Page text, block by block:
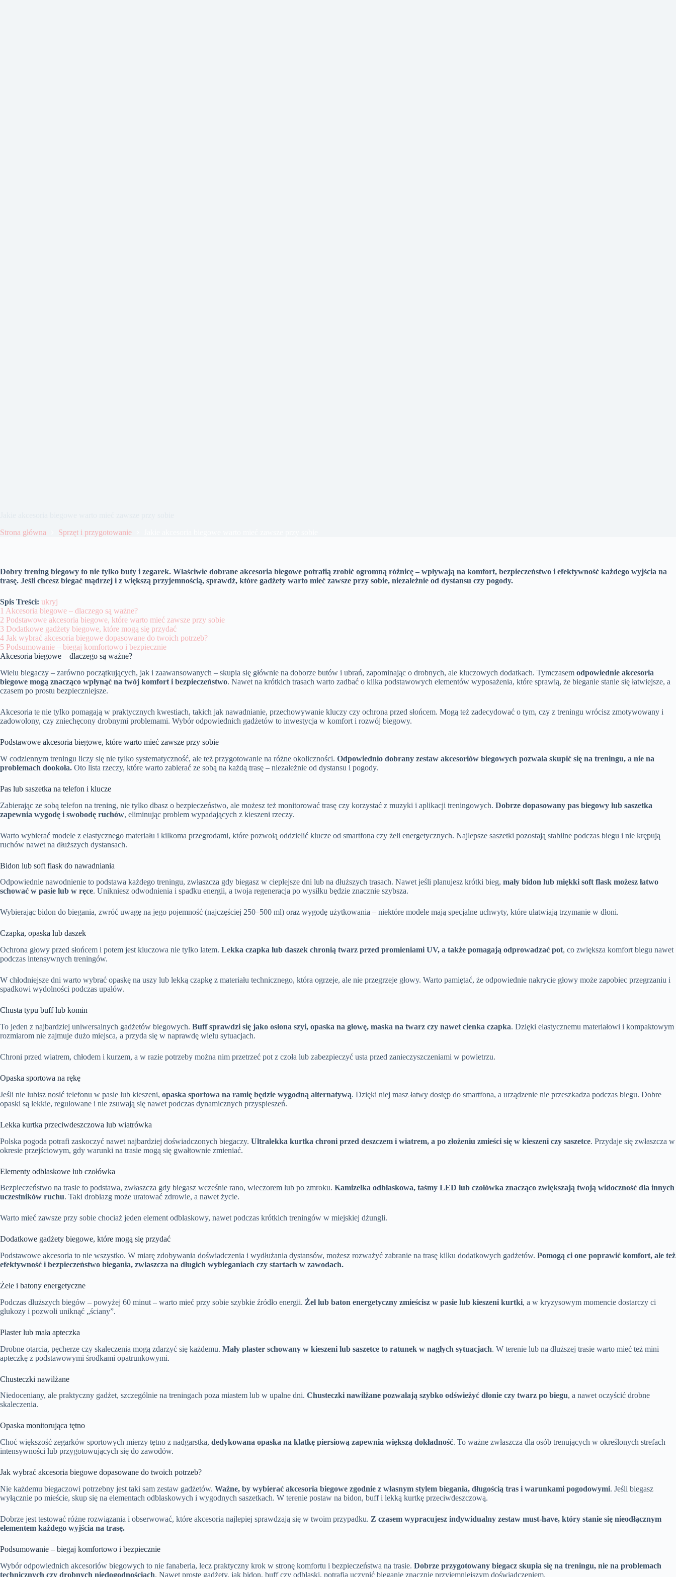
Strona główna Sprzęt i przygotowanie
Dobry trening biegowy to nie tylko buty i zegarek. Właściwie dobrane akcesoria biegowe potrafią zrobić ogromną różnicę – wpływają na komfort, bezpieczeństwo i efektywność każdego wyjścia na
trasę. Jeśli chcesz biegać mądrzej i z większą przyjemnością, sprawdź, które gadżety warto mieć zawsze przy sobie, niezależnie od dystansu czy pogody.
Spis Treści: ukryj
1 Akcesoria biegowe – dlaczego są ważne?
2 Podstawowe akcesoria biegowe, które warto mieć zawsze przy sobie
3 Dodatkowe gadżety biegowe, które mogą się przydać
4 Jak wybrać akcesoria biegowe dopasowane do twoich potrzeb?
5 Podsumowanie – biegaj komfortowo i bezpiecznie
Akcesoria biegowe – dlaczego są ważne?
Wielu biegaczy – zarówno początkujących, jak i zaawansowanych – skupia się głównie na doborze butów i ubrań, zapominając o drobnych, ale kluczowych dodatkach. Tymczasem odpowiednie akcesoria
biegowe mogą znacząco wpłynąć na twój komfort i bezpieczeństwo. Nawet na krótkich trasach warto zadbać o kilka podstawowych elementów wyposażenia, które sprawią, że bieganie stanie się łatwiejsze, a
czasem po prostu bezpieczniejsze.
Akcesoria te nie tylko pomagają w praktycznych kwestiach, takich jak nawadnianie, przechowywanie kluczy czy ochrona przed słońcem. Mogą też zadecydować o tym, czy z treningu wrócisz zmotywowany i
zadowolony, czy zniechęcony drobnymi problemami. Wybór odpowiednich gadżetów to inwestycja w komfort i rozwój biegowy.
Podstawowe akcesoria biegowe, które warto mieć zawsze przy sobie
W codziennym treningu liczy się nie tylko systematyczność, ale też przygotowanie na różne okoliczności. Odpowiednio dobrany zestaw akcesoriów biegowych pozwala skupić się na treningu, a nie na
problemach dookoła. Oto lista rzeczy, które warto zabierać ze sobą na każdą trasę – niezależnie od dystansu i pogody.
Pas lub saszetka na telefon i klucze
Zabierając ze sobą telefon na trening, nie tylko dbasz o bezpieczeństwo, ale możesz też monitorować trasę czy korzystać z muzyki i aplikacji treningowych. Dobrze dopasowany pas biegowy lub saszetka
zapewnia wygodę i swobodę ruchów, eliminując problem wypadających z kieszeni rzeczy.
Warto wybierać modele z elastycznego materiału i kilkoma przegrodami, które pozwolą oddzielić klucze od smartfona czy żeli energetycznych. Najlepsze saszetki pozostają stabilne podczas biegu i nie krępują
ruchów nawet na dłuższych dystansach.
Bidon lub soft flask do nawadniania
Odpowiednie nawodnienie to podstawa każdego treningu, zwłaszcza gdy biegasz w cieplejsze dni lub na dłuższych trasach. Nawet jeśli planujesz krótki bieg, mały bidon lub miękki soft flask możesz łatwo
schować w pasie lub w ręce. Unikniesz odwodnienia i spadku energii, a twoja regeneracja po wysiłku będzie znacznie szybsza.
Wybierając bidon do biegania, zwróć uwagę na jego pojemność (najczęściej 250–500 ml) oraz wygodę użytkowania – niektóre modele mają specjalne uchwyty, które ułatwiają trzymanie w dłoni.
Czapka, opaska lub daszek
Ochrona głowy przed słońcem i potem jest kluczowa nie tylko latem. Lekka czapka lub daszek chronią twarz przed promieniami UV, a także pomagają odprowadzać pot, co zwiększa komfort biegu nawet
podczas intensywnych treningów.
W chłodniejsze dni warto wybrać opaskę na uszy lub lekką czapkę z materiału technicznego, która ogrzeje, ale nie przegrzeje głowy. Warto pamiętać, że odpowiednie nakrycie głowy może zapobiec przegrzaniu i
spadkowi wydolności podczas upałów.
Chusta typu buff lub komin
To jeden z najbardziej uniwersalnych gadżetów biegowych. Buff sprawdzi się jako osłona szyi, opaska na głowę, maska na twarz czy nawet cienka czapka. Dzięki elastycznemu materiałowi i kompaktowym
rozmiarom nie zajmuje dużo miejsca, a przyda się w naprawdę wielu sytuacjach.
Chroni przed wiatrem, chłodem i kurzem, a w razie potrzeby można nim przetrzeć pot z czoła lub zabezpieczyć usta przed zanieczyszczeniami w powietrzu.
Opaska sportowa na rękę
Jeśli nie lubisz nosić telefonu w pasie lub kieszeni, opaska sportowa na ramię będzie wygodną alternatywą. Dzięki niej masz łatwy dostęp do smartfona, a urządzenie nie przeszkadza podczas biegu. Dobre
opaski są lekkie, regulowane i nie zsuwają się nawet podczas dynamicznych przyspieszeń.
Lekka kurtka przeciwdeszczowa lub wiatrówka
Polska pogoda potrafi zaskoczyć nawet najbardziej doświadczonych biegaczy. Ultralekka kurtka chroni przed deszczem i wiatrem, a po złożeniu zmieści się w kieszeni czy saszetce. Przydaje się zwłaszcza w
okresie przejściowym, gdy warunki na trasie mogą się gwałtownie zmieniać.
Elementy odblaskowe lub czołówka
Bezpieczeństwo na trasie to podstawa, zwłaszcza gdy biegasz wcześnie rano, wieczorem lub po zmroku. Kamizelka odblaskowa, taśmy LED lub czołówka znacząco zwiększają twoją widoczność dla innych
uczestników ruchu. Taki drobiazg może uratować zdrowie, a nawet życie.
Warto mieć zawsze przy sobie chociaż jeden element odblaskowy, nawet podczas krótkich treningów w miejskiej dżungli.
Dodatkowe gadżety biegowe, które mogą się przydać
Podstawowe akcesoria to nie wszystko. W miarę zdobywania doświadczenia i wydłużania dystansów, możesz rozważyć zabranie na trasę kilku dodatkowych gadżetów. Pomogą ci one poprawić komfort, ale też
efektywność i bezpieczeństwo biegania, zwłaszcza na długich wybieganiach czy startach w zawodach.
Żele i batony energetyczne
Podczas dłuższych biegów – powyżej 60 minut – warto mieć przy sobie szybkie źródło energii. Żel lub baton energetyczny zmieścisz w pasie lub kieszeni kurtki, a w kryzysowym momencie dostarczy ci
glukozy i pozwoli uniknąć „ściany”.
Plaster lub mała apteczka
Drobne otarcia, pęcherze czy skaleczenia mogą zdarzyć się każdemu. Mały plaster schowany w kieszeni lub saszetce to ratunek w nagłych sytuacjach. W terenie lub na dłuższej trasie warto mieć też mini
apteczkę z podstawowymi środkami opatrunkowymi.
Chusteczki nawilżane
Niedoceniany, ale praktyczny gadżet, szczególnie na treningach poza miastem lub w upalne dni. Chusteczki nawilżane pozwalają szybko odświeżyć dłonie czy twarz po biegu, a nawet oczyścić drobne
skaleczenia.
Opaska monitorująca tętno
Choć większość zegarków sportowych mierzy tętno z nadgarstka, dedykowana opaska na klatkę piersiową zapewnia większą dokładność. To ważne zwłaszcza dla osób trenujących w określonych strefach
intensywności lub przygotowujących się do zawodów.
Jak wybrać akcesoria biegowe dopasowane do twoich potrzeb?
Nie każdemu biegaczowi potrzebny jest taki sam zestaw gadżetów. Ważne, by wybierać akcesoria biegowe zgodnie z własnym stylem biegania, długością tras i warunkami pogodowymi. Jeśli biegasz
wyłącznie po mieście, skup się na elementach odblaskowych i wygodnych saszetkach. W terenie postaw na bidon, buff i lekką kurtkę przeciwdeszczową.
Dobrze jest testować różne rozwiązania i obserwować, które akcesoria najlepiej sprawdzają się w twoim przypadku. Z czasem wypracujesz indywidualny zestaw must-have, który stanie się nieodłącznym
elementem każdego wyjścia na trasę.
Podsumowanie – biegaj komfortowo i bezpiecznie
Wybór odpowiednich akcesoriów biegowych to nie fanaberia, lecz praktyczny krok w stronę komfortu i bezpieczeństwa na trasie. Dobrze przygotowany biegacz skupia się na treningu, nie na problemach
technicznych czy drobnych niedogodnościach. Nawet proste gadżety, jak bidon, buff czy odblaski, potrafią uczynić bieganie znacznie przyjemniejszym doświadczeniem.